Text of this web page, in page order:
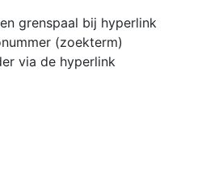
grenspaal bij hyperlink
(zoekterm)
via de hyperlink